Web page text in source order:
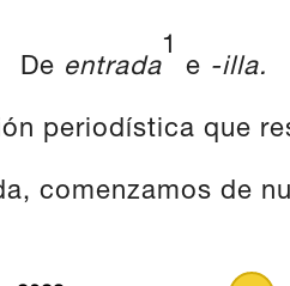
De entrada
1
e -illa.
periodística que
comenzamos de